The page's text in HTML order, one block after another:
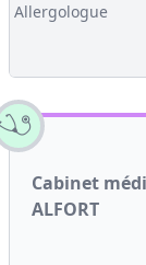
Allergologue
Cabinet
ALFORT